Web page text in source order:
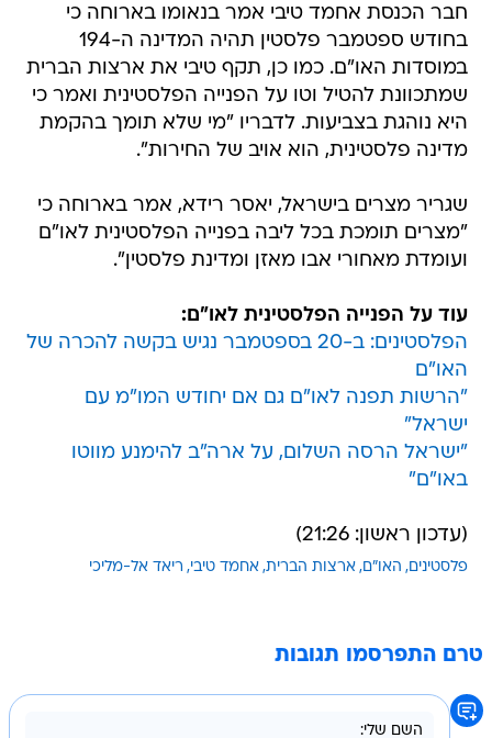
חבר הכנסת אחמד טיבי אמר בנאומו בארוחה כי
בחודש ספטמבר פלסטין תהיה המדינה ה-194
במוסדות האו"ם. כמו כן, תקף טיבי את ארצות הברית
שמתכוונת להטיל וטו על הפנייה הפלסטינית ואמר כי
היא נוהגת בצביעות. לדבריו "מי שלא תומך בהקמת
מדינה פלסטינית, הוא אויב של החירות".
שגריר מצרים בישראל, יאסר רידא, אמר בארוחה כי
"מצרים תומכת בכל ליבה בפנייה הפלסטינית לאו"ם
ועומדת מאחורי אבו מאזן ומדינת פלסטין".
עוד על הפנייה הפלסטינית לאו"ם:
הפלסטינים: ב-20 בספטמבר נגיש בקשה להכרה של
האו"ם
"הרשות תפנה לאו"ם גם אם יחודש המו"מ עם
ישראל"
"ישראל הרסה השלום, על ארה"ב להימנע מווטו
באו"ם"
(עדכון ראשון: 21:26)
פלסטינים האו"ם ארצות הברית אחמד טיבי ריאד אל-מליכי
טרם התפרסמו תגובות